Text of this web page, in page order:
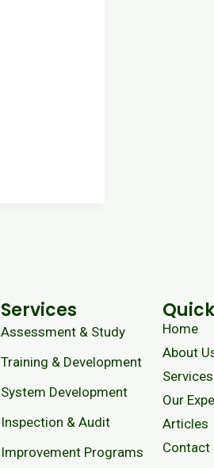
Services
Assessment & Study
Training & Development
System Development
Inspection & Audit
Improvement Programs
Home
About
Services
Our
Articles
Contact